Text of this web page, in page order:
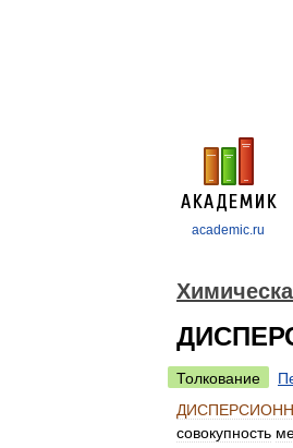
academic.ru
Толкование
совокупность